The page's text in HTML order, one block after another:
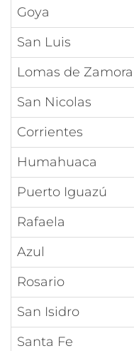
Goya
San Luis
Lomas de Zamora
San Nicolas
Corrientes
Humahuaca
Puerto Iguazú
Rafaela
Azul
Rosario
San Isidro
Santa Fe